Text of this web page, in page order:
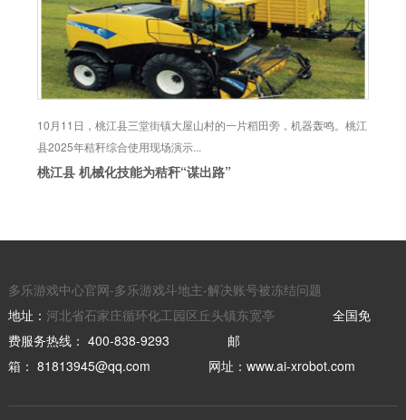
10月11日，桃江县三堂街镇大屋山村的一片稻田旁，机器轰鸣。桃江
县2025年秸秆综合使用现场演示...
桃江县 机械化技能为秸秆“谋出路”
多乐游戏中心官网-多乐游戏斗地主-解决账号被冻结问题
地址： 河北省石家庄循环化工园区丘头镇东宽亭 全国免
费服务热线： 400-838-9293 邮
箱： 81813945@qq.com 网址： www.ai-xrobot.com